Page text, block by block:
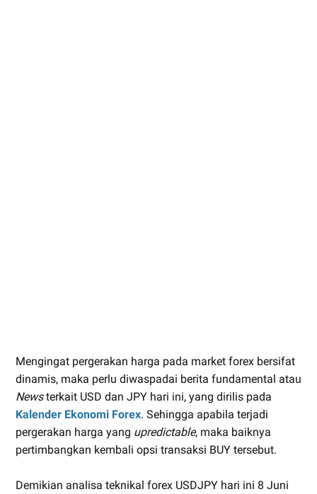
Mengingat pergerakan harga pada market forex bersifat
dinamis, maka perlu diwaspadai berita fundamental atau
Newsterkait USD dan JPY hari ini, yang dirilis pada
Kalender Ekonomi Forex. Sehingga apabila terjadi
pergerakan harga yang upredictable, maka baiknya
pertimbangkan kembali opsi transaksi BUY tersebut.
Demikian analisa teknikal forex USDJPY hari ini 8 Juni